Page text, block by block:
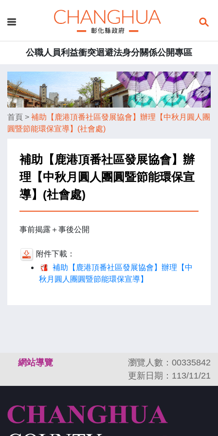
公職人員利益衝突迴避法身分關係公開專區
首頁 > 補助【鹿港頂番社區發展協會】辦理【中秋月圓人團
圓暨節能環保宣導】(社會處)
補助【鹿港頂番社區發展協會】辦
理【中秋月圓人團圓暨節能環保宣
導】(社會處)
事前揭露＋事後公開
附件下載：
補助【鹿港頂番社區發展協會】辦理【中
秋月圓人團圓暨節能環保宣導】
網站導覽
瀏覽人數：00335842
更新日期：113/11/21